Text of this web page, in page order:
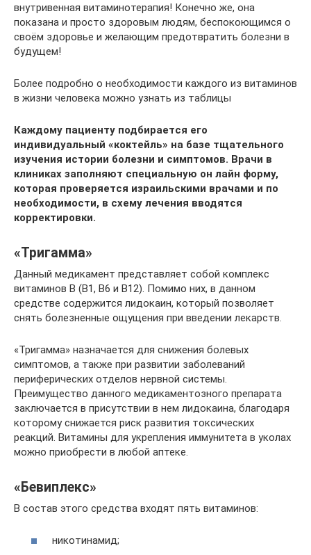
внутривенная витаминотерапия! Конечно же, она
показана и просто здоровым людям, беспокоющимся о
своём здоровье и желающим предотвратить болезни в
будущем!
Более подробно о необходимости каждого из витаминов
в жизни человека можно узнать из таблицы
Каждому пациенту подбирается его
индивидуальный «коктейль» на базе тщательного
изучения истории болезни и симптомов. Врачи в
клиниках заполняют специальную он лайн форму,
которая проверяется израильскими врачами и по
необходимости, в схему лечения вводятся
корректировки.
«Тригамма»
Данный медикамент представляет собой комплекс
витаминов B (B1, B6 и B12). Помимо них, в данном
средстве содержится лидокаин, который позволяет
снять болезненные ощущения при введении лекарств.
«Тригамма» назначается для снижения болевых
симптомов, а также при развитии заболеваний
периферических отделов нервной системы.
Преимущество данного медикаментозного препарата
заключается в присутствии в нем лидокаина, благодаря
которому снижается риск развития токсических
реакций. Витамины для укрепления иммунитета в уколах
можно приобрести в любой аптеке.
«Бевиплекс»
В состав этого средства входят пять витаминов:
никотинамид;